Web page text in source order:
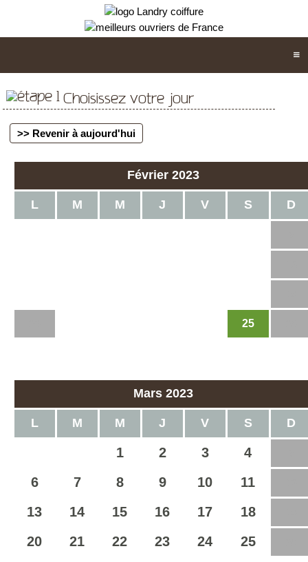
Choisissez votre jour
>> Revenir à aujourd'hui
Février 2023
L M M J V S D
25
Mars 2023
L M M J V S D
1 2 3 4
6 7 8 9 10 11
13 14 15 16 17 18
20 21 22 23 24 25